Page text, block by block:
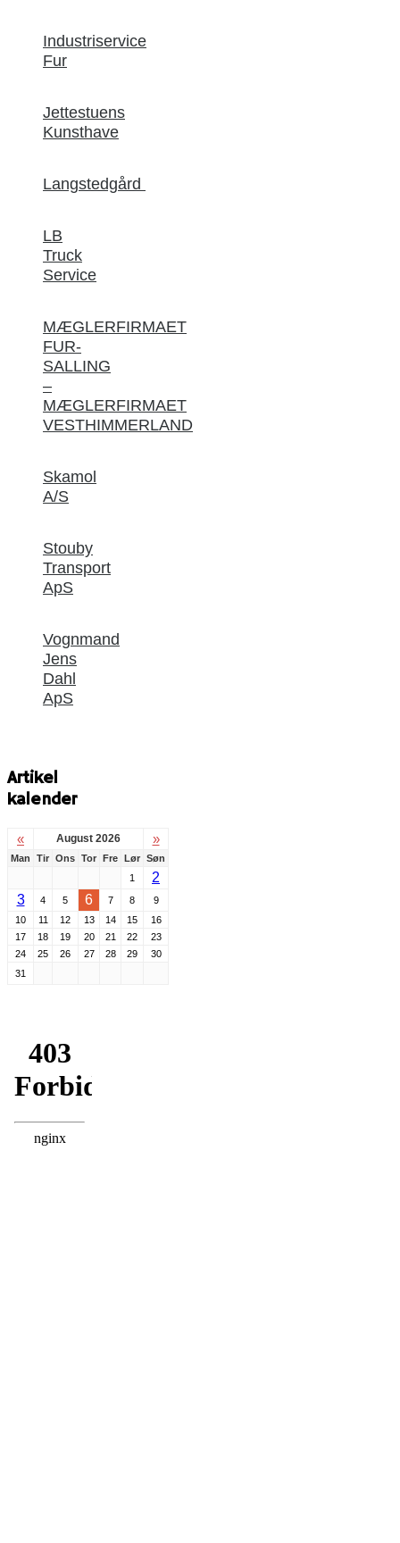
Industriservice
Fur
Jettestuens
Kunsthave
Langstedgård
LB
Truck
Service
MÆGLERFIRMAET
FUR-
SALLING
–
MÆGLERFIRMAET
VESTHIMMERLAND
Skamol
A/S
Stouby
Transport
ApS
Vognmand
Jens
Dahl
ApS
Artikel
kalender
« August 2026 »
Man Tir Ons Tor Fre Lør Søn
1
2
3
4 5 6 7 8
9
10
11 12 13 14 15
16
17
18 19 20 21 22
23
24
25 26 27 28 29
30
31